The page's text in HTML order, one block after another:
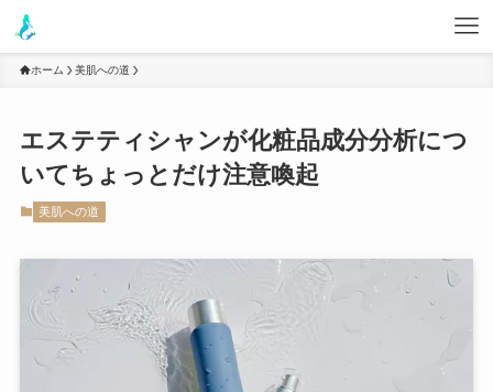
ホーム 美肌への道
エステティシャンが化粧品成分分析につ
いてちょっとだけ注意喚起
美肌への道